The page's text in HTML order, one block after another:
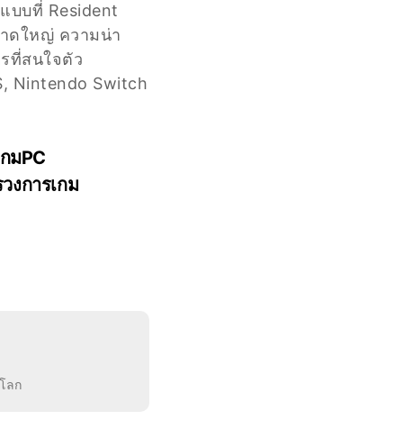
บบที่ Resident
ดใหญ่ ความน่า
ที่สนใจตัว
Nintendo Switch
มPC
งการเกม
ลก